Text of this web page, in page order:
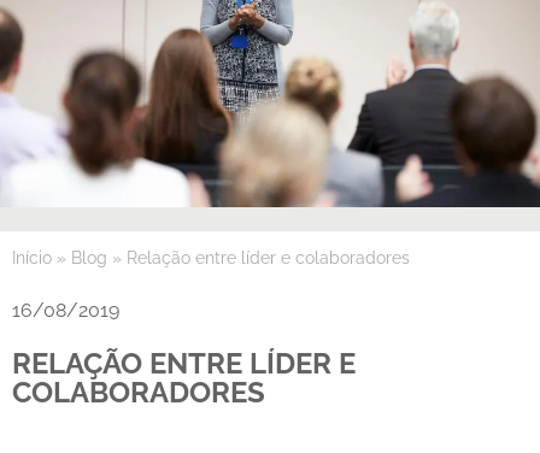
Início » Blog » Relação entre líder e colaboradores
16/08/2019
RELAÇÃO ENTRE LÍDER E
COLABORADORES